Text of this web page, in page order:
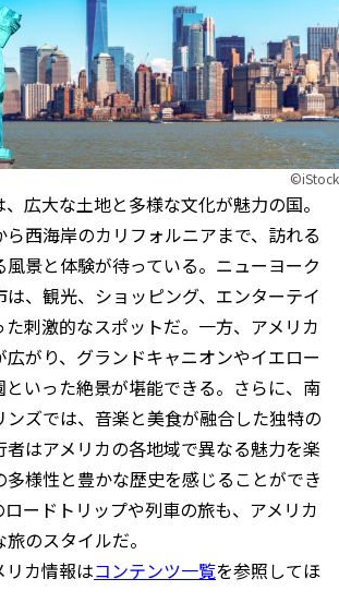
©iStock
広大な土地と多様な文化が魅力の国。
西海岸のカリフォルニアまで、訪れる
景と体験が待っている。ニューヨーク
、観光、ショッピング、エンターテイ
た刺激的なスポットだ。一方、アメリカ
がり、グランドキャニオンやイエロー
といった絶景が堪能できる。さらに、南
ズでは、音楽と美食が融合した独特の
はアメリカの各地域で異なる魅力を楽
多様性と豊かな歴史を感じることができ
ードトリップや列車の旅も、アメリカ
のスタイルだ。
リカ情報はコンテンツ一覧を参照してほ